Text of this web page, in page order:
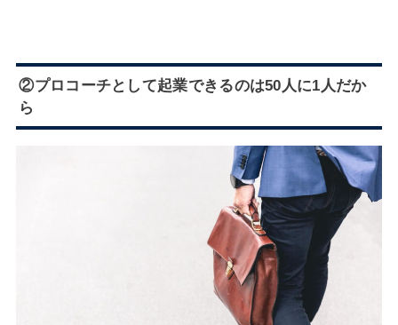
②プロコーチとして起業できるのは50人に1人だか
ら